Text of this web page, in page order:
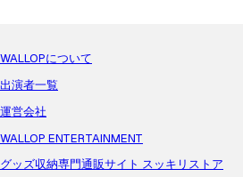
WALLOPについて
出演者一覧
運営会社
WALLOP ENTERTAINMENT
グッズ収納専門通販サイト スッキリストア